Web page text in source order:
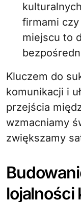
firmami
miejscu to
Kluczem do
komunikacji i
przejścia
wzmacniamy
zwiększamy
lojalności